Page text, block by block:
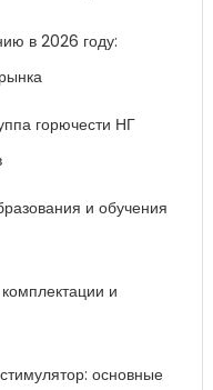
в 2026 году:
горючести НГ
и обучения
и
основные